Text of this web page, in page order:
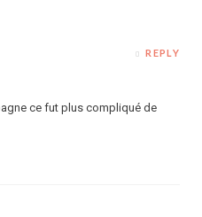
REPLY
ce fut plus compliqué de